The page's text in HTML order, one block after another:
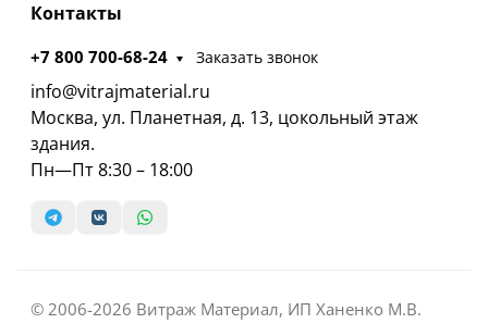
Контакты
+7 800 700-68-24 Заказать звонок
info@vitrajmaterial.ru
Москва, ул. Планетная, д. 13, цокольный этаж
здания.
Пн—Пт 8:30 – 18:00
© 2006-2026 Витраж Материал, ИП Ханенко М.В.